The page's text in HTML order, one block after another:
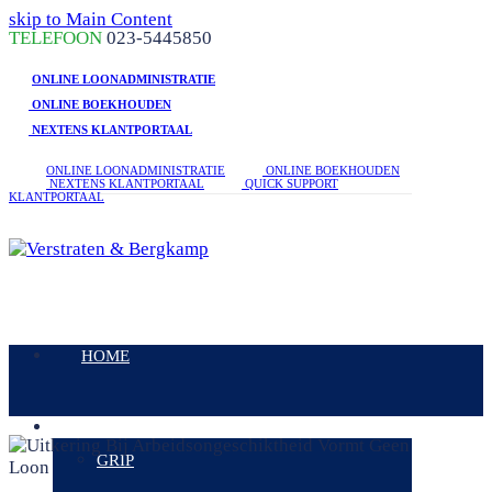
skip to Main Content
linkedin
facebook
phone
TELEFOON 023-5445850
ONLINE LOONADMINISTRATIE
ONLINE BOEKHOUDEN
NEXTENS KLANTPORTAAL
ONLINE LOONADMINISTRATIE
ONLINE BOEKHOUDEN
NEXTENS KLANTPORTAAL
QUICK SUPPORT
KLANTPORTAAL
Mobile
HOME
GRIP